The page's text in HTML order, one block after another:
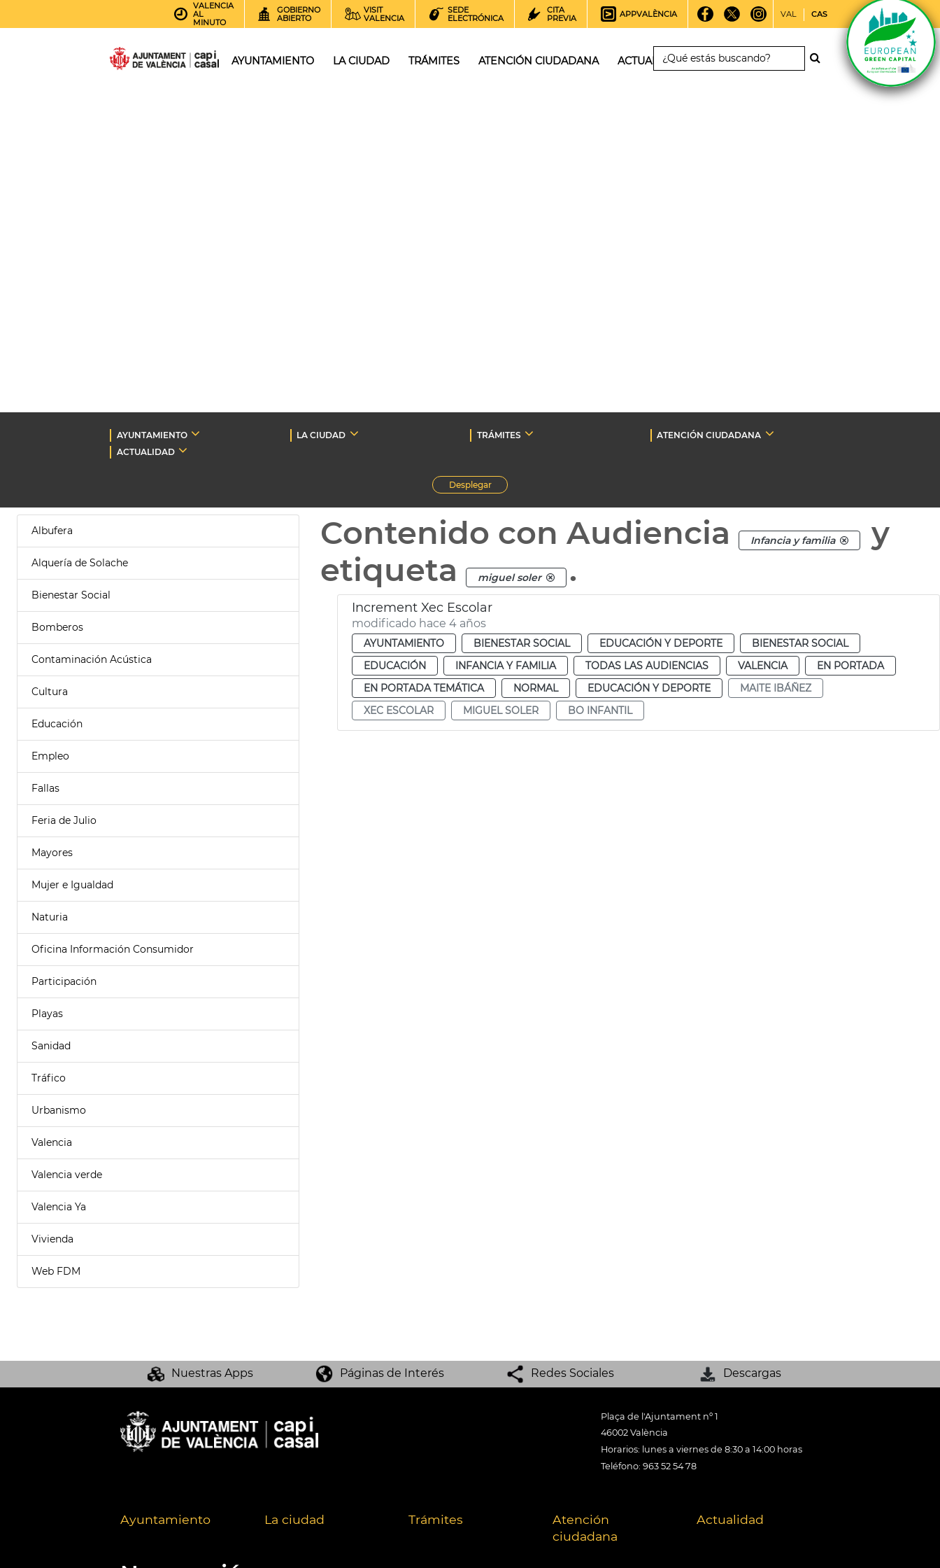
VALENCIA
AL
MINUTO
GOBIERNO
ABIERTO
VISIT
VALENCIA
SEDE
ELECTRÓNICA
CITA
PREVIA
APPVALÈNCIA VAL CAS
AYUNTAMIENTO LA CIUDAD TRÁMITES ATENCIÓN CIUDADANA ACTUALIDAD
AYUNTAMIENTO LA CIUDAD TRÁMITES
ATENCIÓN CIUDADANA
ACTUALIDAD
Desplegar
Albufera
Alquería de Solache
Bienestar Social
Bomberos
Contaminación Acústica
Cultura
Educación
Empleo
Fallas
Feria de Julio
Mayores
Mujer e Igualdad
Naturia
Oficina Información Consumidor
Participación
Playas
Sanidad
Tráfico
Urbanismo
Valencia
Valencia verde
Valencia Ya
Vivienda
Web FDM
Contenido con Audiencia Infancia y familia
y
etiqueta
miguel soler .
Increment Xec Escolar
modificado hace 4 años
AYUNTAMIENTO BIENESTAR SOCIAL EDUCACIÓN Y DEPORTE
BIENESTAR SOCIAL
EDUCACIÓN
INFANCIA Y FAMILIA TODAS LAS AUDIENCIAS VALENCIA
EN PORTADA
EN PORTADA TEMÁTICA
NORMAL EDUCACIÓN Y DEPORTE
MAITE IBÁÑEZ
XEC ESCOLAR
MIGUEL SOLER BO INFANTIL
Nuestras Apps Páginas de Interés Redes Sociales Descargas
Plaça de l'Ajuntament nº 1
46002 València
Horarios: lunes a viernes de 8:30 a 14:00 horas
Teléfono: 963 52 54 78
Ayuntamiento La ciudad Trámites
Atención
ciudadana
Actualidad